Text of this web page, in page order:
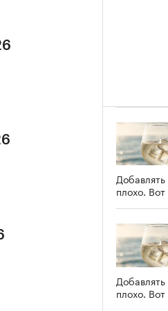
Добавлять
плохо.
плохо.